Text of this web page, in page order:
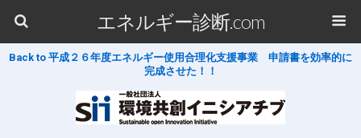
エネルギー診断.com
Back to 平成２６年度エネルギー使用合理化支援事業 申請書を効率的に
完成させた！！